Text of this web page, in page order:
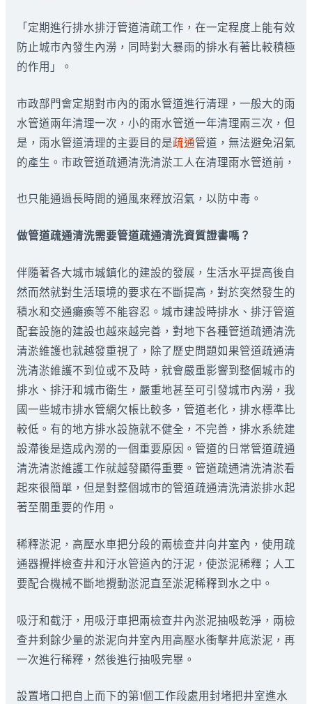
「定期進行排水排汙管道清疏工作，在一定程度上能有效
防止城市內發生內澇，同時對大暴雨的排水有著比較積極
的作用」。
市政部門會定期對市內的雨水管道進行清理，一般大的雨
水管道兩年清理一次，小的雨水管道一年清理兩三次，但
是，雨水管道清理的主要目的是疏通管道，無法避免沼氣
的產生。市政管道疏通清洗清淤工人在清理雨水管道前，
也只能通過長時間的通風來釋放沼氣，以防中毒。
做管道疏通清洗需要管道疏通清洗資質證書嗎？
伴隨著各大城市城鎮化的建設的發展，生活水平提高後自
然而然就對生活環境的要求在不斷提高，對於突然發生的
積水和交通癱瘓等不能容忍。城市建設時排水、排汙管道
配套設施的建設也越來越完善，對地下各種管道疏通清洗
清淤維護也就越發重視了，除了歷史問題如果管道疏通清
洗清淤維護不到位或不及時，就會嚴重影響到整個城市的
排水、排汙和城市衛生，嚴重地甚至可引發城市內澇，我
國一些城市排水管網欠帳比較多，管道老化，排水標準比
較低。有的地方排水設施就不健全，不完善，排水系統建
設滯後是造成內澇的一個重要原因。管道的日常管道疏通
清洗清淤維護工作就越發顯得重要。管道疏通清洗清淤看
起來很簡單，但是對整個城市的管道疏通清洗清淤排水起
著至關重要的作用。
稀釋淤泥，高壓水車把分段的兩檢查井向井室內，使用疏
通器攪拌檢查井和汙水管道內的汙泥，使淤泥稀釋；人工
要配合機械不斷地攪動淤泥直至淤泥稀釋到水之中。
吸汙和截汙，用吸汙車把兩檢查井內淤泥抽吸乾淨，兩檢
查井剩餘少量的淤泥向井室內用高壓水衝擊井底淤泥，再
一次進行稀釋，然後進行抽吸完畢。
設置堵口把自上而下的第1個工作段處用封堵把井室進水